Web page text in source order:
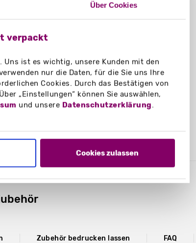
Über Cookies
verpackt
Uns ist es wichtig, unsere Kunden mit den
nur die Daten, für die Sie uns Ihre
Cookies. Durch das Bestätigen von
„Einstellungen“ können Sie auswählen,
und unsere Datenschutzerklärung.
Cookies zulassen
Zubehör bedrucken lassen FAQ